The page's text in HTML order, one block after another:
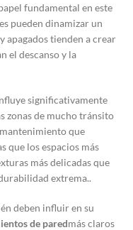
fundamental en este
pueden dinamizar un
apagados tienden a crear
el descanso y la
significativamente
zonas de mucho tránsito
que
que los espacios más
más delicadas que
extrema..
deben influir en su
de paredmás claros